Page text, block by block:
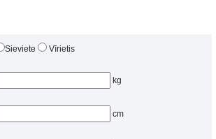
Sieviete Vīrietis
kg
cm